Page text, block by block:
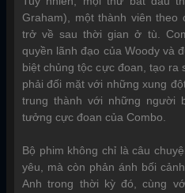
Graham), một thành viên theo
trở về sau thời gian ở tù.
quyền lãnh đạo của Woody và
biệt chủng tộc cực đoan, tạo ra
phải đối mặt với những xung
trung thành với những người
tưởng cực đoan của Combo.
Bộ phim không chỉ là câu
yêu, mà còn phản ánh bối
Anh trong thời kỳ đó, cùng